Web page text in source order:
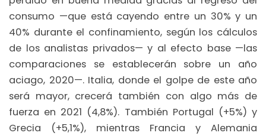
consumo —que está cayendo entre un 30% y un
40% durante el confinamiento, según los cálculos
de los analistas privados— y al efecto base —las
comparaciones se establecerán sobre un año
aciago, 2020—. Italia, donde el golpe de este año
será mayor, crecerá también con algo más de
fuerza en 2021 (4,8%). También Portugal (+5%) y
Grecia (+5,1%), mientras Francia y Alemania